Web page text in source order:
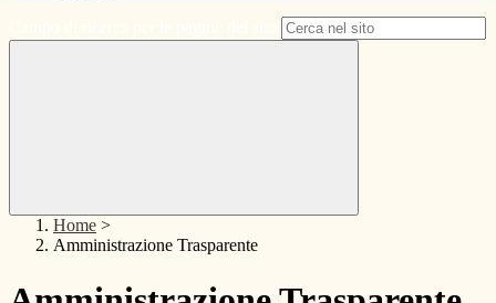
Home >
Amministrazione Trasparente